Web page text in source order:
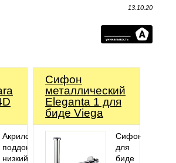
13.10.20
Акриловый
поддон,
низкий
Сифoн
металлический
Eleganta 1 для
биде Viega
Сифон
для
биде